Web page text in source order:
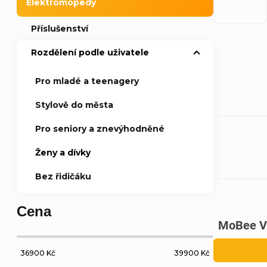
n
e
l
Elektromopedy
Příslušenství
Rozdělení podle uživatele
Pro mladé a teenagery
Stylově do města
Pro seniory a znevýhodněné
Ženy a dívky
Bez řidičáku
Cena
36900 Kč 39900 Kč p
i
MoBee